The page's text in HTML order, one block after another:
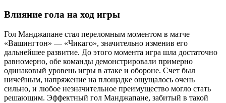
Влияние гола на ход игры
Гол Манджапане стал переломным моментом в матче
«Вашингтон» ― «Чикаго», значительно изменив его
дальнейшее развитие. До этого момента игра шла достаточно
равномерно, обе команды демонстрировали примерно
одинаковый уровень игры в атаке и обороне. Счет был
ничейным, напряжение на площадке ощущалось очень
сильно, и любое незначительное преимущество могло стать
решающим. Эффектный гол Манджапане, забитый в такой